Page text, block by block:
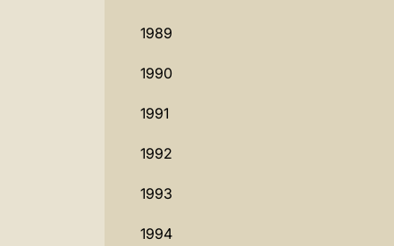
1989
1990
1991
1992
1993
1994